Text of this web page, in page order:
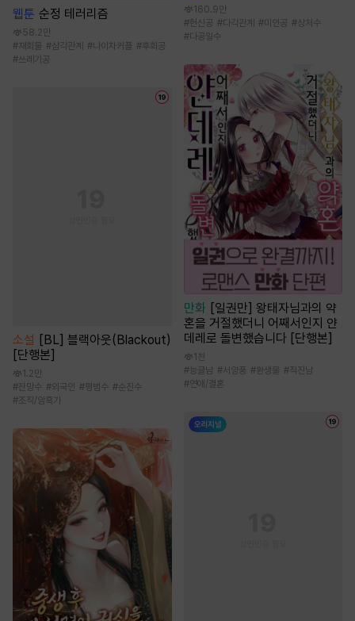
웹툰 순정 테러리즘
58.2만
# 재회물 #삼각관계 #나이차커플 #후회공
#쓰레기공
소설
[BL] 블랙아웃(Blackout)
[단행본]
1.2만
#잔망수 #외국인 #평범수 #순진수
#조직/암흑가
160.9만
#헌신공 #다각관계 #미인공 #상처수
#다공일수
만화 [일권만] 왕태자님과의 약
혼을 거절했더니 어째서인지 얀
데레로 돌변했습니다 [단행본]
1천
#능글남 #서양풍 #환생물 #직진남
#연애/결혼